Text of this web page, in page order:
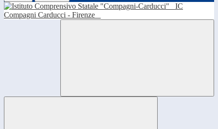
IC
Compagni Carducci - Firenze